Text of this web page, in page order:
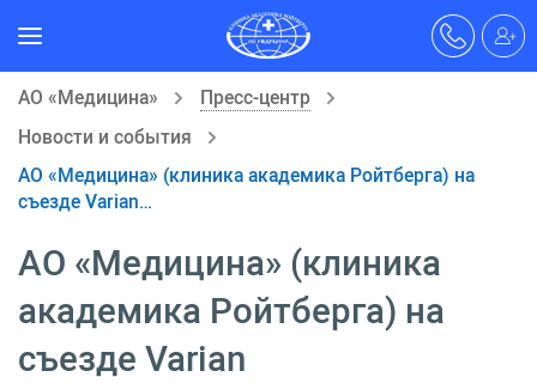
АО «Медицина»
Пресс-центр
Новости и события
АО «Медицина» (клиника академика Ройтберга) на
съезде Varian…
АО «Медицина» (клиника
академика Ройтберга) на
съезде Varian